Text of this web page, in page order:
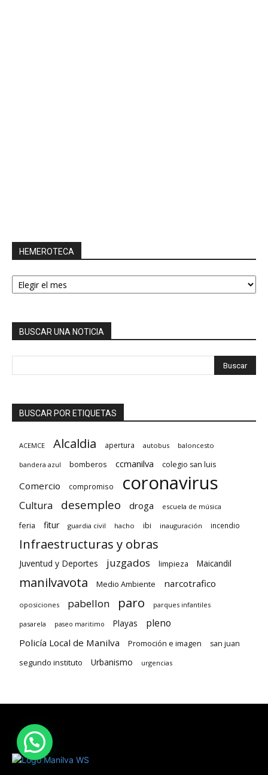
HEMEROTECA
HEMEROTECA
BUSCAR UNA NOTICIA
BUSCAR POR ETIQUETAS
ACEMCE Alcaldia apertura autobus baloncesto
bandera azul bomberos ccmanilva colegio san luis
Comercio compromiso coronavirus
Cultura desempleo droga escuela de música
feria fitur guardia civil hacho ibi inauguración incendio
Infraestructuras y obras
Juventud y Deportes juzgados limpieza Maicandil
manilvavota Medio Ambiente narcotrafico
oposiciones pabellon paro parques infantiles
pasarela paseo maritimo Playas pleno
Policía Local de Manilva Promoción e imagen san juan
segundo instituto Urbanismo urgencias